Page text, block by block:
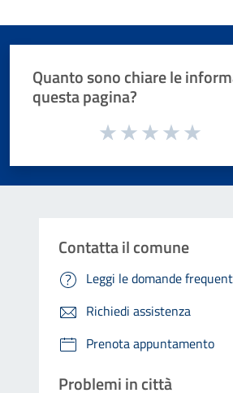
Quanto sono chiare le
questa pagina?
Valuta da 1 a 5 stelle la pagina
Contatta il comune
Leggi le domande
Richiedi assistenza
Prenota appuntamento
Problemi in città